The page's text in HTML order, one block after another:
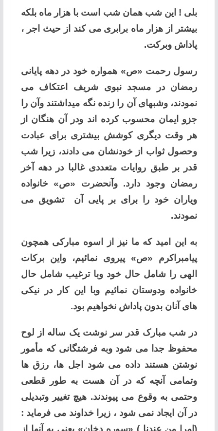
بلی ! این شب همان شب است با هزار ماه بلکه
بیشتر از هزار ماه برابری می کند از حیث اجر ،
پاداش وبرکت.
رسول رحمت «ص» همواره خود در دهه پایانی
رمضان در مسجد نبوی شریف اعتکاف می
نمودند، وشبهای آن را زنده نگه میداشتند وآن را
جزو ایمان محسوب کرده اند ودر آن هنگان از
هر وقت دیگری کوشش بیشتری برای عبادت
وحصول ثواب از خودنشان می دادند، زیرا شب
قدر بر طبق روایات متعددی غالبا در دهه آخر
رمضان وجود دارد. وآنحضرت «ص» خانواده
ویاران خود را برای بر پایی آن تشویق می
نمودند.
به این امید که ما نیز از اسوه مبارکی همچون
پیامبراکرم «ص» پیروی نمائیم، واین برکات
الهی را شامل حال خود وبا ترغیب شامل حال
خانواده ودوستان نمائیم وبا این کار در نیکی
های آنان بدون پاداش نخواهیم بود.
در شب مبارک قدر سر نوشت یک ساله از لوح
محفوظ جدا می شود وبه فرشتگانی که مأمور
نوشتن هستند داده می شود اجل ها، رزق ها
وتمامی آنچه که در آن هست به طور قطعی
وحتمی به وقوع می پیوندند. هیچ تغییر وتبدیلی
در آن ایجاد نمی شود ، زیرا خداوند می فرماید :
(امرا من عندنا ) «سوره دخان» یعنی به آنها از